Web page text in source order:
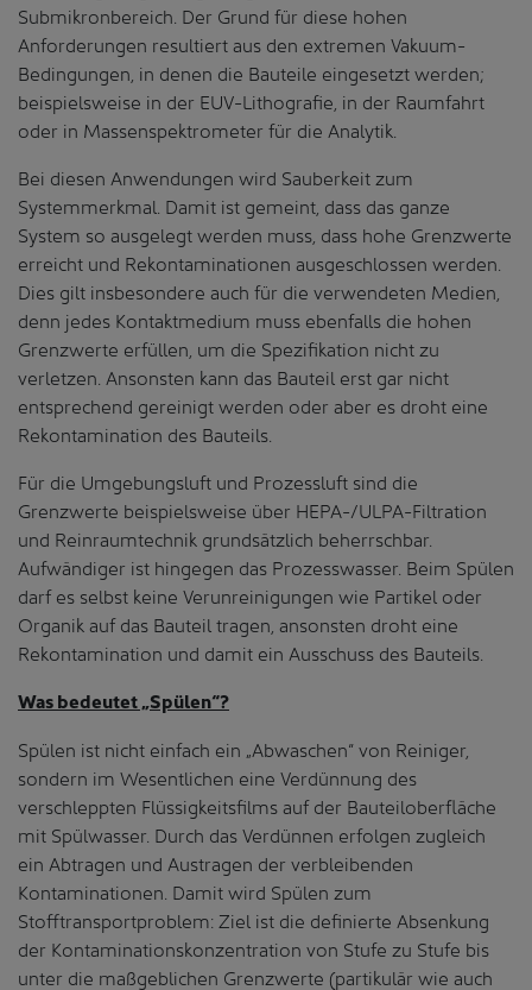
Submikronbereich. Der Grund für diese hohen
Anforderungen resultiert aus den extremen Vakuum-
Bedingungen, in denen die Bauteile eingesetzt werden;
beispielsweise in der EUV-Lithografie, in der Raumfahrt
oder in Massenspektrometer für die Analytik.
Bei diesen Anwendungen wird Sauberkeit zum
Systemmerkmal. Damit ist gemeint, dass das ganze
System so ausgelegt werden muss, dass hohe Grenzwerte
erreicht und Rekontaminationen ausgeschlossen werden.
Dies gilt insbesondere auch für die verwendeten Medien,
denn jedes Kontaktmedium muss ebenfalls die hohen
Grenzwerte erfüllen, um die Spezifikation nicht zu
verletzen. Ansonsten kann das Bauteil erst gar nicht
entsprechend gereinigt werden oder aber es droht eine
Rekontamination des Bauteils.
Für die Umgebungsluft und Prozessluft sind die
Grenzwerte beispielsweise über HEPA-/ULPA-Filtration
und Reinraumtechnik grundsätzlich beherrschbar.
Aufwändiger ist hingegen das Prozesswasser. Beim Spülen
darf es selbst keine Verunreinigungen wie Partikel oder
Organik auf das Bauteil tragen, ansonsten droht eine
Rekontamination und damit ein Ausschuss des Bauteils.
Was bedeutet „Spülen“?
Spülen ist nicht einfach ein „Abwaschen“ von Reiniger,
sondern im Wesentlichen eine Verdünnung des
verschleppten Flüssigkeitsfilms auf der Bauteiloberfläche
mit Spülwasser. Durch das Verdünnen erfolgen zugleich
ein Abtragen und Austragen der verbleibenden
Kontaminationen. Damit wird Spülen zum
Stofftransportproblem: Ziel ist die definierte Absenkung
der Kontaminationskonzentration von Stufe zu Stufe bis
unter die maßgeblichen Grenzwerte (partikulär wie auch